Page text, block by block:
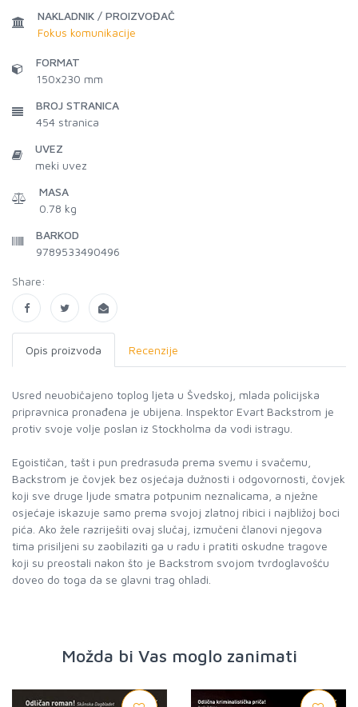
NAKLADNIK / PROIZVOĐAČ
Fokus komunikacije
FORMAT
150x230 mm
BROJ STRANICA
454 stranica
UVEZ
meki uvez
MASA
0.78 kg
BARKOD
9789533490496
Share:
Opis proizvoda Recenzije
Usred neuobičajeno toplog ljeta u Švedskoj, mlada policijska
pripravnica pronađena je ubijena. Inspektor Evart Backstrom je
protiv svoje volje poslan iz Stockholma da vodi istragu.
Egoističan, tašt i pun predrasuda prema svemu i svačemu,
Backstrom je čovjek bez osjećaja dužnosti i odgovornosti, čovjek
koji sve druge ljude smatra potpunim neznalicama, a nježne
osjećaje iskazuje samo prema svojoj zlatnoj ribici i najbližoj boci
pića. Ako žele razriješiti ovaj slučaj, izmučeni članovi njegova
tima prisiljeni su zaobilaziti ga u radu i pratiti oskudne tragove
koji su preostali nakon što je Backstrom svojom tvrdoglavošću
doveo do toga da se glavni trag ohladi.
Možda bi Vas moglo zanimati